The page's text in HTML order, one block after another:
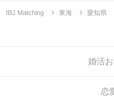
IBJ Matching 東海 愛知県
婚活
恋